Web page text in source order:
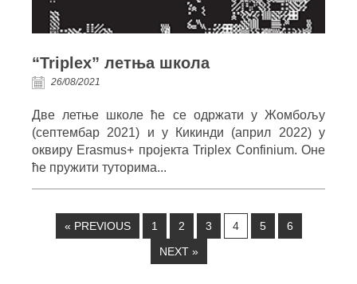
“Triplex” летња школа
26/08/2021
Две летње школе ће се одржати у Жомбољу
(септембар 2021) и у Кикинди (април 2022) у
оквиру Erasmus+ пројекта Triplex Confinium. Оне
ће пружити туторима...
« PREVIOUS 1 2 3 4 5
6
NEXT »